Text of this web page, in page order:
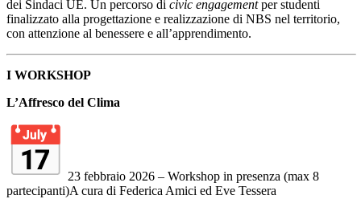
dei Sindaci UE. Un percorso di civic engagementper studenti
finalizzato alla progettazione e realizzazione di NBS nel territorio,
con attenzione al benessere e all’apprendimento.
I WORKSHOP
L’Affresco del Clima
23 febbraio 2026 – Workshop in presenza (max 8
partecipanti)A cura di Federica Amici ed Eve Tessera